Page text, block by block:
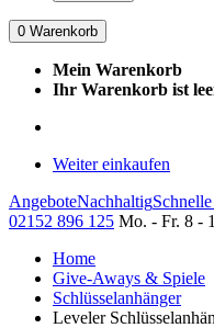
0 Warenkorb
Mein Warenkorb
Ihr Warenkorb ist
Weiter einkaufen
AngeboteNachhaltig
02152 896 125 Mo. - Fr. 8 -
Home
Give-Aways & Spiele
Schlüsselanhänger
Leveler